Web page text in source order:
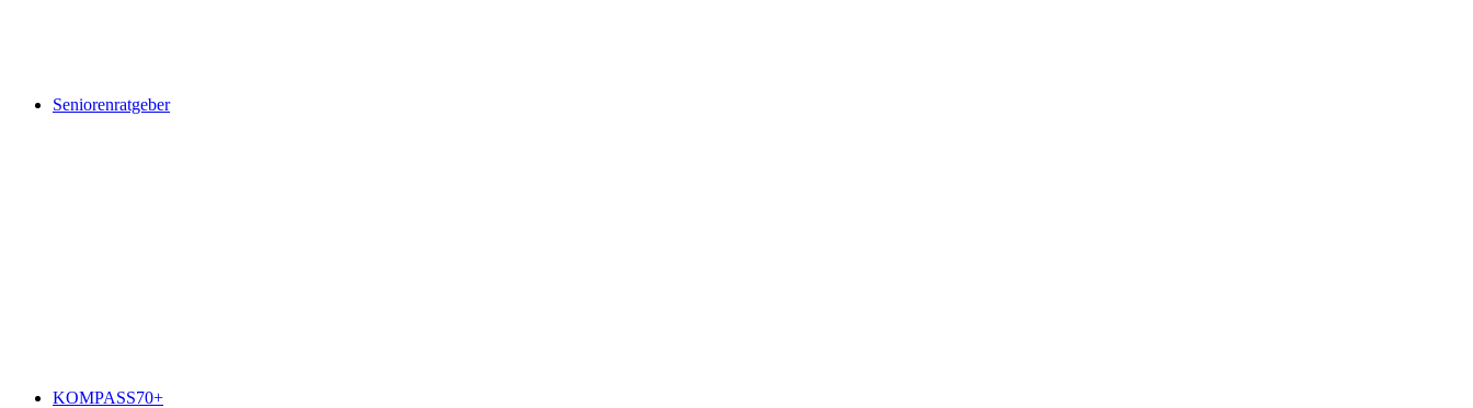
Seniorenratgeber
KOMPASS70+